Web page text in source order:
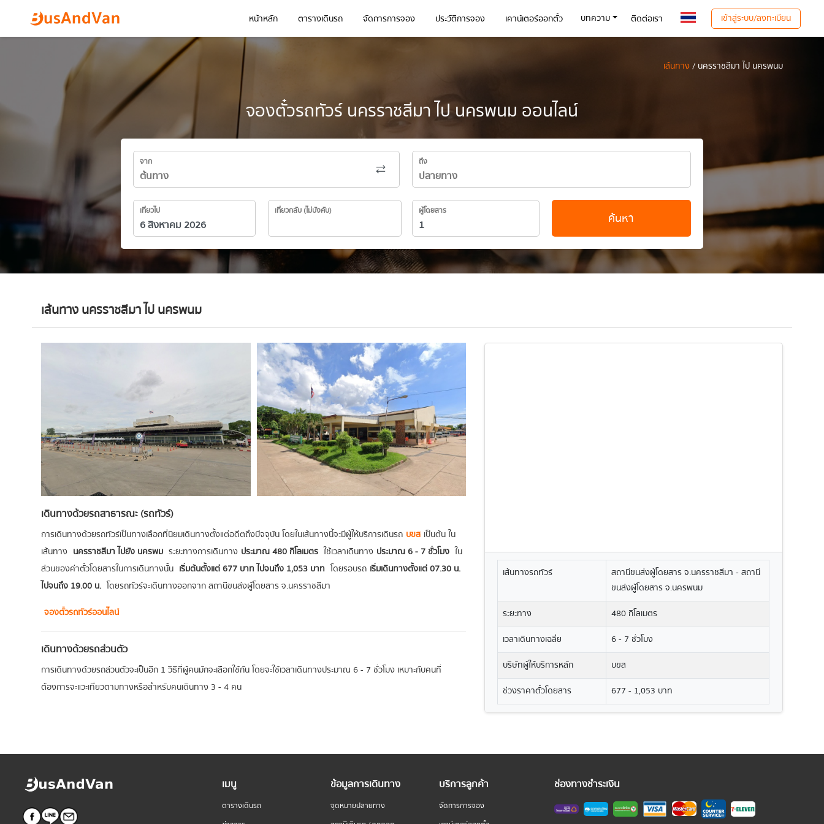
หน้าหลัก ตารางเดินรถ จัดการการจอง ประวัติการจอง เคาน์เตอร์ออกตั๋ว บทความ ติดต่อเรา เข้าสู่ระบบ/ลงทะเบียน
เส้นทาง/ นครราชสีมา ไป นครพนม
จองตั๋วรถทัวร์ นครราชสีมา ไป นครพนม ออนไลน์
จาก ถึง
เที่ยวไป เที่ยวกลับ (ไม่บังคับ) ผู้โดยสาร ค้นหา
เส้นทาง นครราชสีมา ไป นครพนม
เดินทางด้วยรถสาธารณะ (รถทัวร์)
การเดินทางด้วยรถทัวร์เป็นทางเลือกที่นิยมเดินทางตั้งแต่อดีตถึงปัจจุบัน โดยในเส้นทางนี้จะมีผู้ให้บริการเดินรถ บขส เป็นต้น ใน
เส้นทาง นครราชสีมา ไปยัง นครพม ระยะทางการเดินทาง ประมาณ 480 กิโลเมตร ใช้เวลาเดินทาง ประมาณ 6 - 7 ชั่วโมง ใน
ส่วนของค่าตั๋วโดยสารในการเดินทางนั้น เริ่มต้นตั้งแต่ 677 บาท ไปจนถึง 1,053 บาท โดยรอบรถ เริ่มเดินทางตั้งแต่ 07.30 น.
ไปจนถึง 19.00 น. โดยรถทัวร์จะเดินทางออกจาก สถานีขนส่งผู้โดยสาร จ.นครราชสีมา
จองตั๋วรถทัวร์ออนไลน์
เดินทางด้วยรถส่วนตัว
การเดินทางด้วยรถส่วนตัวจะเป็นอีก 1 วิธีที่ผู้คนมักจะเลือกใช้กัน โดยจะใช้เวลาเดินทางประมาณ 6 - 7 ชั่วโมง เหมาะกับคนที่
ต้องการจะแวะเที่ยวตามทางหรือสำหรับคนเดินทาง 3 - 4 คน
เส้นทางรถทัวร์
สถานีขนส่งผู้โดยสาร จ.นครราชสีมา - สถานี
ขนส่งผู้โดยสาร จ.นครพนม
ระยะทาง
480 กิโลเมตร
เวลาเดินทางเฉลี่ย
6 - 7 ชั่วโมง
บริษัทผู้ให้บริการหลัก
บขส
ช่วงราคาตั๋วโดยสาร
677 - 1,053 บาท
เมนู
ตารางเดินรถ
ข้อมูลการเดินทาง
จุดหมายปลายทาง
บริการลูกค้า
จัดการการจอง
ช่องทางชำระเงิน